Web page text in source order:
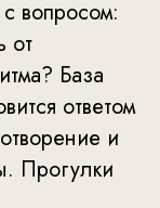
вопросом:
от
База
ответом
и
Прогулки